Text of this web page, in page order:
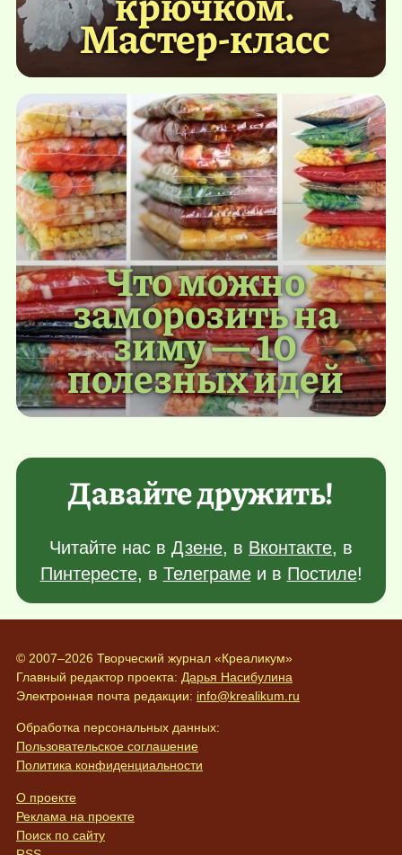
Мастер-класс
Что можно
заморозить на
зиму — 10
полезных идей
Давайте дружить!
Читайте нас в Дзене, в Вконтакте, в
Пинтересте, в Телеграмеи в Постиле!
© 2007–2026 Творческий журнал «Креаликум»
Главный редактор проекта: Дарья Насибулина
Электронная почта редакции: info@krealikum.ru
Обработка персональных данных:
Пользовательское соглашение
Политика конфиденциальности
О проекте
Реклама на проекте
Поиск по сайту